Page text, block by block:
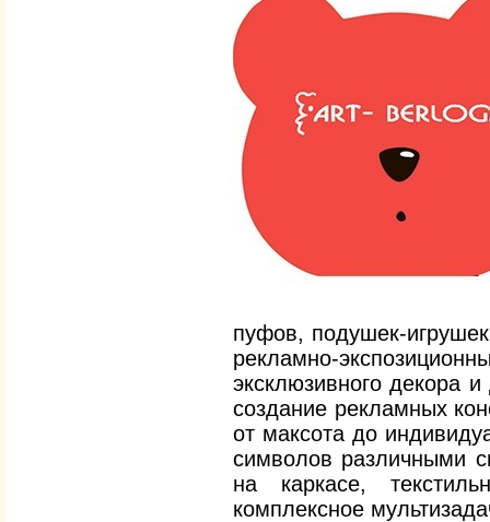
пуфов, подушек-
рекламно-
эксклюзивного декора
создание рекламных
от максота до
символов различными
на каркасе,
комплексное